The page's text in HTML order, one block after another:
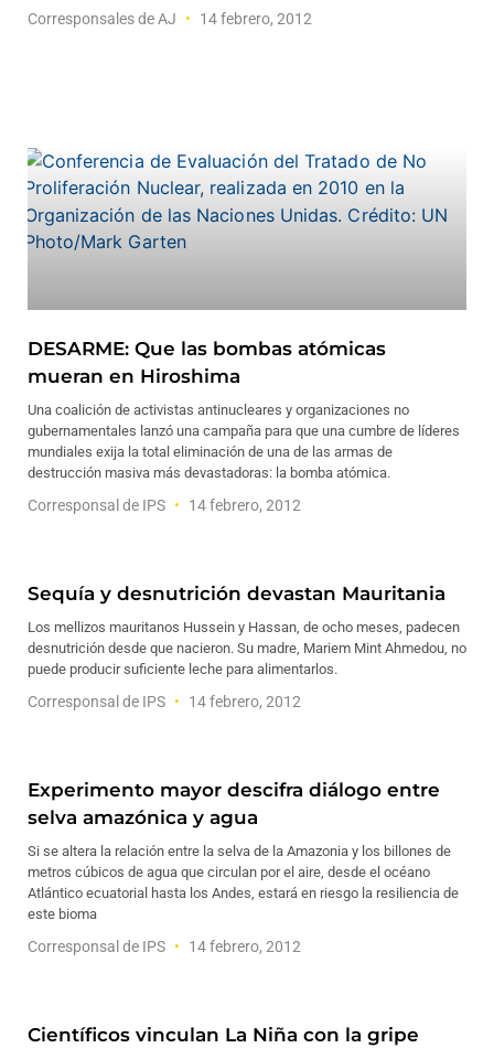
Corresponsales de AJ 14 febrero, 2012
DESARME: Que las bombas atómicas
mueran en Hiroshima
Una coalición de activistas antinucleares y organizaciones no
gubernamentales lanzó una campaña para que una cumbre de líderes
mundiales exija la total eliminación de una de las armas de
destrucción masiva más devastadoras: la bomba atómica.
Corresponsal de IPS 14 febrero, 2012
Sequía y desnutrición devastan Mauritania
Los mellizos mauritanos Hussein y Hassan, de ocho meses, padecen
desnutrición desde que nacieron. Su madre, Mariem Mint Ahmedou, no
puede producir suficiente leche para alimentarlos.
Corresponsal de IPS 14 febrero, 2012
Experimento mayor descifra diálogo entre
selva amazónica y agua
Si se altera la relación entre la selva de la Amazonia y los billones de
metros cúbicos de agua que circulan por el aire, desde el océano
Atlántico ecuatorial hasta los Andes, estará en riesgo la resiliencia de
este bioma
Corresponsal de IPS 14 febrero, 2012
Científicos vinculan La Niña con la gripe